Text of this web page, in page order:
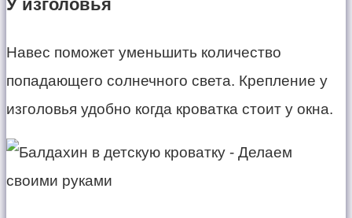
У изголовья
Навес поможет уменьшить количество
попадающего солнечного света. Крепление у
изголовья удобно когда кроватка стоит у окна.